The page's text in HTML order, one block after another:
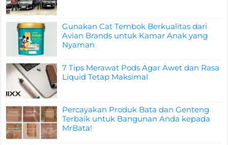
Gunakan Cat Tembok Berkualitas dari
Avian Brands untuk Kamar Anak yang
Nyaman
7 Tips Merawat Pods Agar Awet dan Rasa
Liquid Tetap Maksimal
Percayakan Produk Bata dan Genteng
Terbaik untuk Bangunan Anda kepada
MrBata!